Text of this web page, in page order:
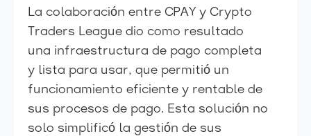
La colaboración entre CPAY y Crypto
Traders League dio como resultado
una infraestructura de pago completa
y lista para usar, que permitió un
funcionamiento eficiente y rentable de
sus procesos de pago. Esta solución no
solo simplificó la gestión de sus